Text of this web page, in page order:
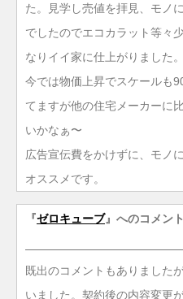
た。見学し売値を拝見、モノ
でしたのでエコカラット等々
なりイイ家に仕上がりました。
今では物価上昇でスケールも
てますが他の住宅メーカーに
いかなぁ〜
広告宣伝費をかけずに、モノ
オススメです。
『ゼロキューブ』へのコメント
既出のコメントもありました
いました。契約後の内容変更